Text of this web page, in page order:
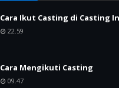
Cara Ikut Casting di Casting
22.59
Cara Mengikuti Casting
09.47